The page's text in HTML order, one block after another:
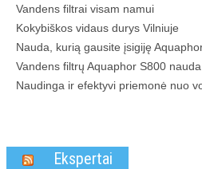
Vandens filtrai visam namui
Kokybiškos vidaus durys Vilniuje
Nauda, kurią gausite įsigiję
Vandens filtrų Aquaphor S800 nauda
Naudinga ir efektyvi priemonė nuo
Ekspertai